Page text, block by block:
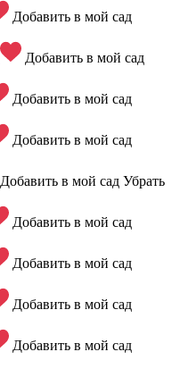
Добавить в мой сад
Добавить в мой сад
Добавить в мой сад
Добавить в мой сад
Добавить в мой сад Убрать
Добавить в мой сад
Добавить в мой сад
Добавить в мой сад
Добавить в мой сад